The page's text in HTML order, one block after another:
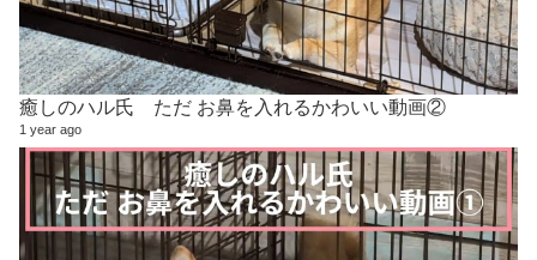
癒しのハル氏 ただ お鼻を入れるかわいい動画②
1 year ago